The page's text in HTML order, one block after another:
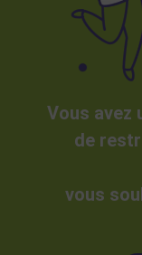
Vous avez
de
vous